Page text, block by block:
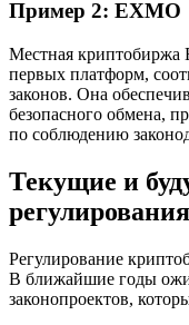
Пример 2: EXMO
Местная криптобиржа
первых платформ,
законов. Она
безопасного обмена,
по соблюдению
Текущие и
регулирования
Регулирование
В ближайшие годы
законопроектов,